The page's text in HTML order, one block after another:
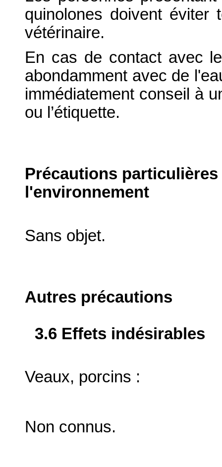
quinolones doivent éviter
vétérinaire.
En cas de contact avec
abondamment avec de
immédiatement conseil à
ou l’étiquette.
Précautions
l'environnement
Sans objet.
Autres précautions
3.6 Effets indésirables
Veaux, porcins :
Non connus.